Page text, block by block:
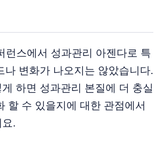
런스에서 성과관리 아젠다로 특
나 변화가 나오지는 않았습니다.
하면 성과관리 본질에 더 충실
할 수 있을지에 대한 관점에서
.